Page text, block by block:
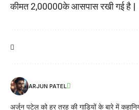
कीमत 2,00000के आसपास रखी गई है |
ARJUN PATEL
अर्जुन पटेल को हर तरह की गाड़ियों के बारे में